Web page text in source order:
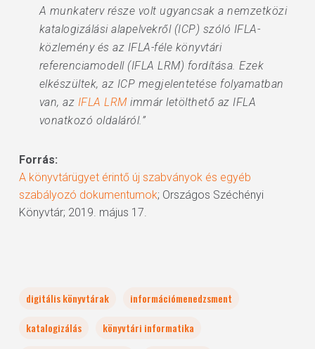
A munkaterv része volt ugyancsak a nemzetközi
katalogizálási alapelvekről (ICP) szóló IFLA-
közlemény és az IFLA-féle könyvtári
referenciamodell (IFLA LRM) fordítása. Ezek
elkészültek, az ICP megjelentetése folyamatban
van, az IFLA LRM immár letölthető az IFLA
vonatkozó oldaláról.”
Forrás:
A könyvtárügyet érintő új szabványok és egyéb
szabályozó dokumentumok; Országos Széchényi
Könyvtár; 2019. május 17.
digitális könyvtárak
információmenedzsment
katalogizálás
könyvtári informatika